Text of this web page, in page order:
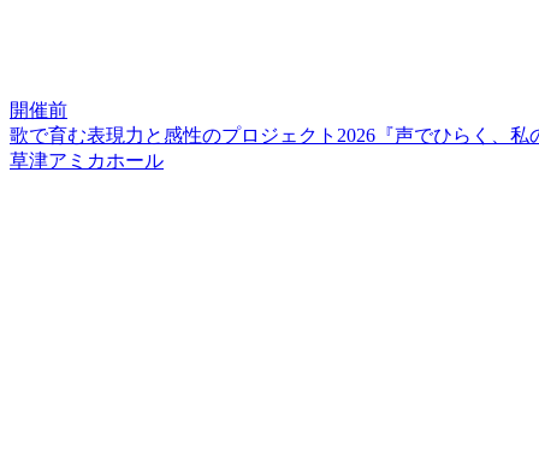
開催前
歌で育む表現力と感性のプロジェクト2026『声でひらく、
草津アミカホール